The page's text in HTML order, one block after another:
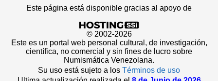
Este página está disponible gracias al apoyo de
© 2002-2026
Este es un portal web personal cultural, de investigación,
científica, no comercial y sin fines de lucro sobre
Numismática Venezolana.
Su uso está sujeto a los Términos de uso